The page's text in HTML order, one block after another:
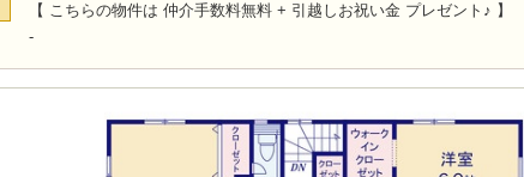
【 こちらの物件は 仲介手数料無料 + 引越しお祝い金 プレゼント♪ 】
-